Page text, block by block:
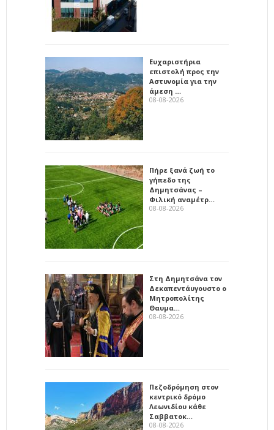
Ευχαριστήρια
επιστολή προς την
Αστυνομία για την
άμεση …
08-08-2026
Πήρε ξανά ζωή το
γήπεδο της
Δημητσάνας –
Φιλική αναμέτρ…
08-08-2026
Στη Δημητσάνα τον
Δεκαπεντάυγουστο ο
Μητροπολίτης
Θαυμα…
08-08-2026
Πεζοδρόμηση στον
κεντρικό δρόμο
Λεωνιδίου κάθε
Σαββατοκ…
08-08-2026